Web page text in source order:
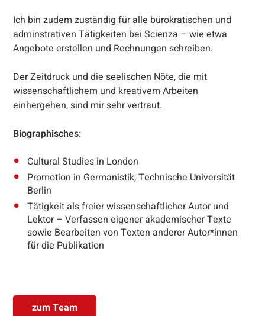
Ich bin zudem zuständig für alle bürokratischen und
adminstrativen Tätigkeiten bei Scienza – wie etwa
Angebote erstellen und Rechnungen schreiben.
Der Zeitdruck und die seelischen Nöte, die mit
wissenschaftlichem und kreativem Arbeiten
einhergehen, sind mir sehr vertraut.
Biographisches:
Cultural Studies in London
Promotion in Germanistik, Technische Universität
Berlin
Tätigkeit als freier wissenschaftlicher Autor und
Lektor – Verfassen eigener akademischer Texte
sowie Bearbeiten von Texten anderer Autor*innen
für die Publikation
zum Team